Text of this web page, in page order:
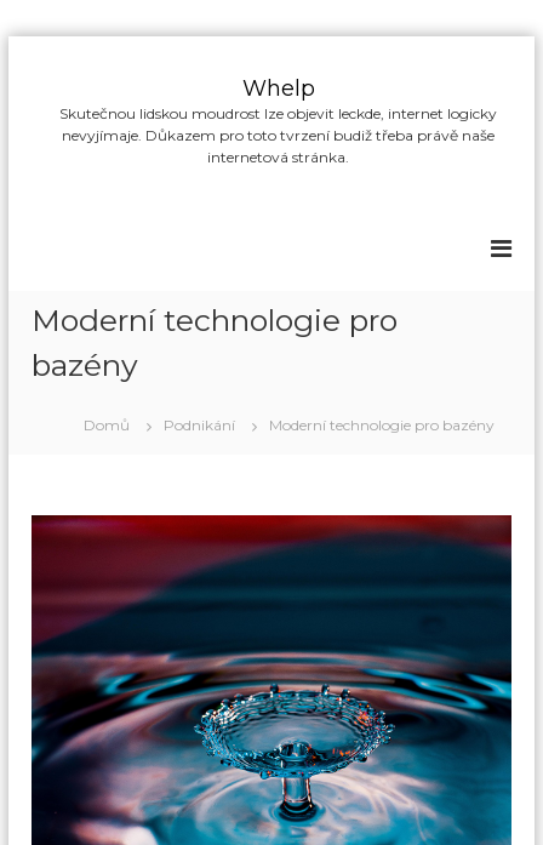
Whelp
Skutečnou lidskou moudrost lze objevit leckde, internet logicky
nevyjímaje. Důkazem pro toto tvrzení budiž třeba právě naše
internetová stránka.
Moderní technologie pro
bazény
Domů Podnikání Moderní technologie pro bazény